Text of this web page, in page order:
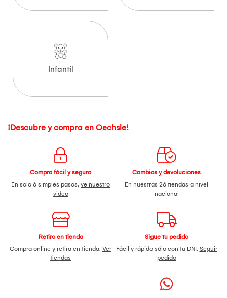
Infantil
¡Descubre y compra en Oechsle!
Compra fácil y seguro
En solo 6 simples pasos, ve nuestro
video
Cambios y devoluciones
En nuestras 26 tiendas a nivel
nacional
Retiro en tienda
Compra online y retira en tienda. Ver
tiendas
Sigue tu pedido
Fácil y rápido sólo con tu DNI. Seguir
pedido